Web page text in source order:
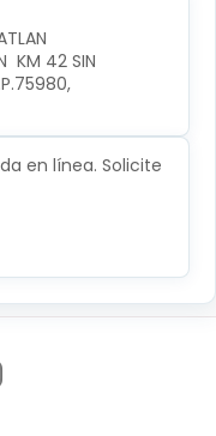
KM 42 SIN
en línea. Solicite